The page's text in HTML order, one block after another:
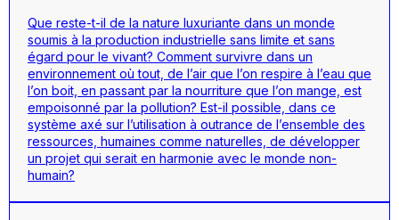
Que reste-t-il de la nature luxuriante dans un monde
soumis à la production industrielle sans limite et sans
égard pour le vivant? Comment survivre dans un
environnement où tout, de l’air que l’on respire à l’eau que
l’on boit, en passant par la nourriture que l’on mange, est
empoisonné par la pollution? Est-il possible, dans ce
système axé sur l’utilisation à outrance de l’ensemble des
ressources, humaines comme naturelles, de développer
un projet qui serait en harmonie avec le monde non-
humain?